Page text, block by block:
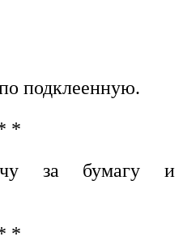
подклеенную.
*
за бумагу и
*